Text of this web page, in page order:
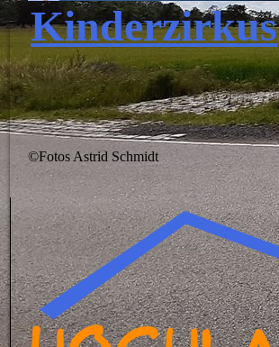
Kinderzirkus
©Fotos Astrid Schmidt